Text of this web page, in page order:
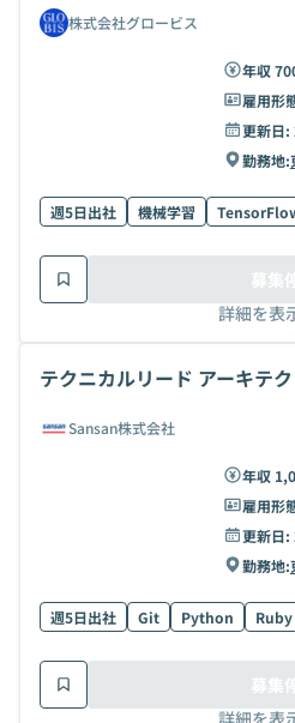
株式会社グロービス
年収
雇用形
更新日:
勤務地:
週5日出社 機械学習
詳細を表
募集
テクニカルリード アーキテク
Sansan株式会社
年収
雇用形
更新日:
勤務地:
週5日出社 Git Python Ruby
詳細を表
募集